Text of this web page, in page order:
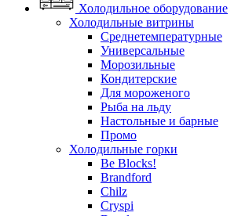
Холодильное оборудование
Холодильные витрины
Среднетемпературные
Универсальные
Морозильные
Кондитерские
Для мороженого
Рыба на льду
Настольные и барные
Промо
Холодильные горки
Be Blocks!
Brandford
Chilz
Cryspi